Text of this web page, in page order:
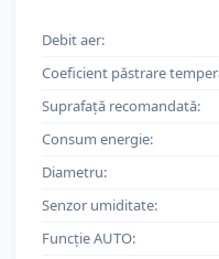
Debit aer:
Coeficient păstrare
Suprafață recomandată:
Consum energie:
Diametru:
Senzor umiditate:
Funcție AUTO: